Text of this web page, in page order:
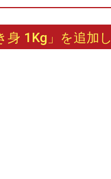
身 1Kg」を追加